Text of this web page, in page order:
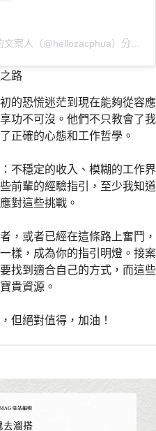
路
的恐慌迷茫到現在能夠從容應
功不可沒。他們不只教會了我
正確的心態和工作哲學。
不穩定的收入、模糊的工作界
前輩的經驗指引，至少我知道
對這些挑戰。
，或者已經在這條路上奮鬥，
樣，成為你的指引明燈。接案
找到適合自己的方式，而這些
貴資源。
但絕對值得，加油！